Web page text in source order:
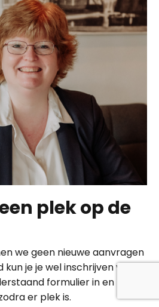
plek op de
we geen nieuwe aanvragen
je je wel inschrijven voor
formulier in en
er plek is.